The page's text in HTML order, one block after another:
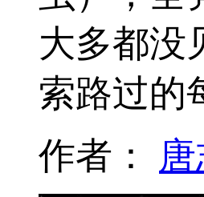
大多都没
索路过
作者：